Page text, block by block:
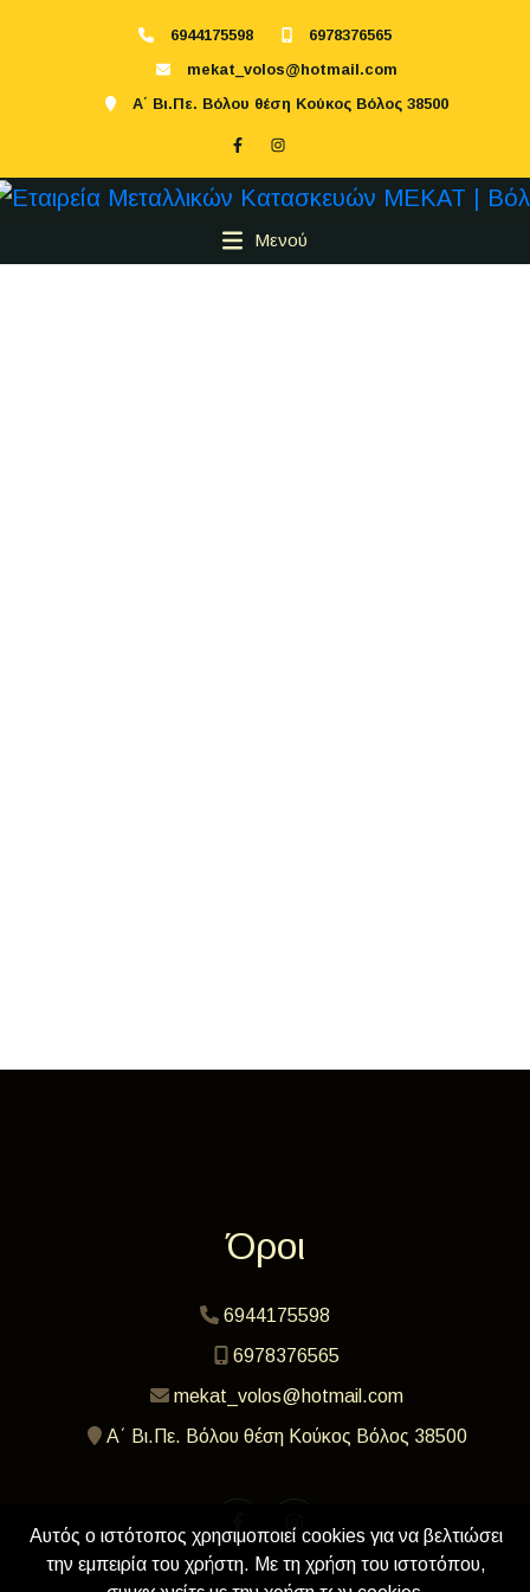
6944175598
6978376565
mekat_volos@hotmail.com
Α΄ Βι.Πε. Βόλου θέση Κούκος Βόλος 38500
Μενού
Όροι
6944175598
6978376565
mekat_volos@hotmail.com
Α΄ Βι.Πε. Βόλου θέση Κούκος Βόλος 38500
Αυτός ο ιστότοπος χρησιμοποιεί cookies για να βελτιώσει
την εμπειρία του χρήστη. Με τη χρήση του ιστοτόπου,